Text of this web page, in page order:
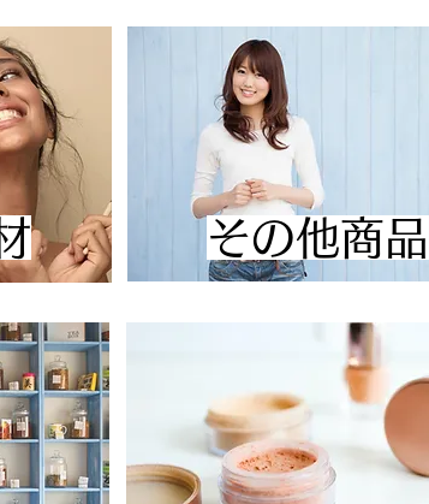
​その他商品